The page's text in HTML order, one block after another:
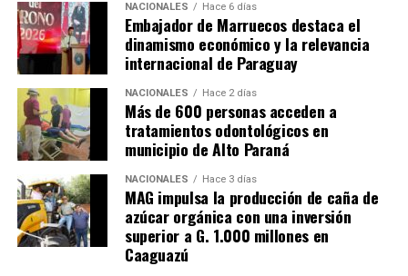
NACIONALES Hace 6 días
Embajador de Marruecos destaca el
dinamismo económico y la relevancia
internacional de Paraguay
NACIONALES Hace 2 días
Más de 600 personas acceden a
tratamientos odontológicos en
municipio de Alto Paraná
NACIONALES Hace 3 días
MAG impulsa la producción de caña de
azúcar orgánica con una inversión
superior a G. 1.000 millones en
Caaguazú